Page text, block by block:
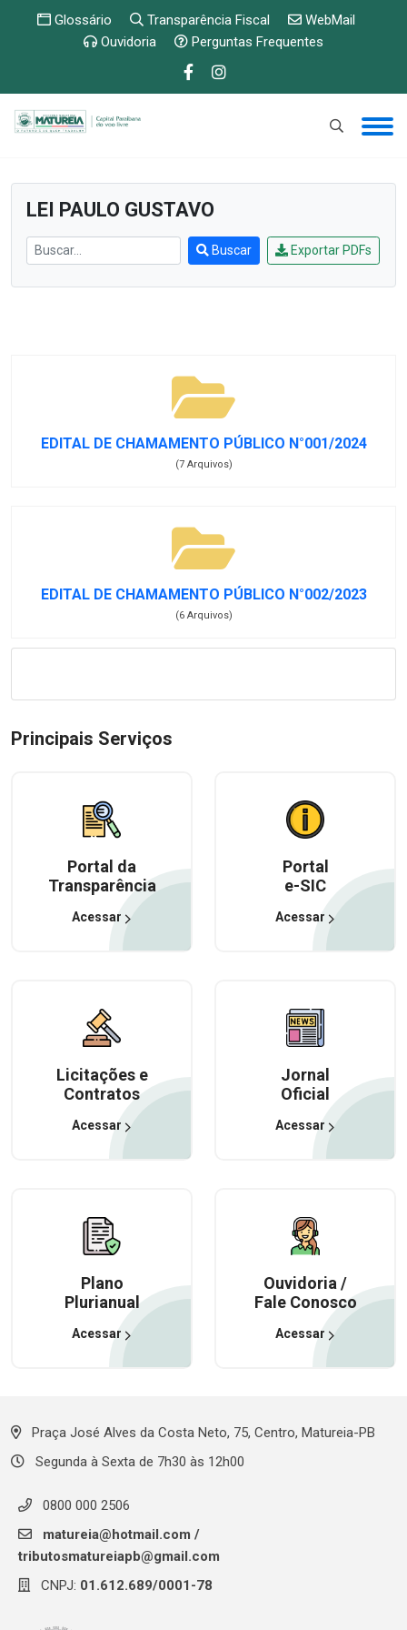
Glossário Transparência Fiscal
WebMail
Ouvidoria
Perguntas Frequentes
LEI PAULO GUSTAVO
Buscar Exportar PDFs
EDITAL DE CHAMAMENTO PÚBLICO N°001/2024
(7 Arquivos)
EDITAL DE CHAMAMENTO PÚBLICO N°002/2023
(6 Arquivos)
Principais Serviços
Portal da
Transparência
Acessar
Portal
e-SIC
Acessar
Licitações e
Contratos
Acessar
Jornal
Oficial
Acessar
Plano
Plurianual
Acessar
Ouvidoria /
Fale Conosco
Acessar
Praça José Alves da Costa Neto, 75, Centro, Matureia-PB
Segunda à Sexta de 7h30 às 12h00
0800 000 2506
matureia@hotmail.com /
tributosmatureiapb@gmail.com
CNPJ: 01.612.689/0001-78